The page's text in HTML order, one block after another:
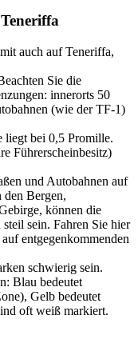
auch auf Teneriffa,
Sie die
innerorts 50
(wie der TF-1)
liegt bei 0,5 Promille.
Führerscheinbesitz)
und Autobahnen auf
den Bergen,
können die
sein. Fahren Sie hier
entgegenkommenden
schwierig sein.
Blau bedeutet
Gelb bedeutet
oft weiß markiert.